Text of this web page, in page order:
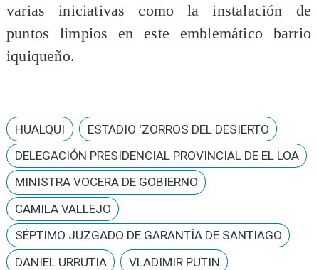
varias iniciativas como la instalación de
puntos limpios en este emblemático barrio
iquiqueño.
HUALQUI
ESTADIO 'ZORROS DEL DESIERTO
DELEGACIÓN PRESIDENCIAL PROVINCIAL DE EL LOA
MINISTRA VOCERA DE GOBIERNO
CAMILA VALLEJO
SÉPTIMO JUZGADO DE GARANTÍA DE SANTIAGO
DANIEL URRUTIA
VLADIMIR PUTIN